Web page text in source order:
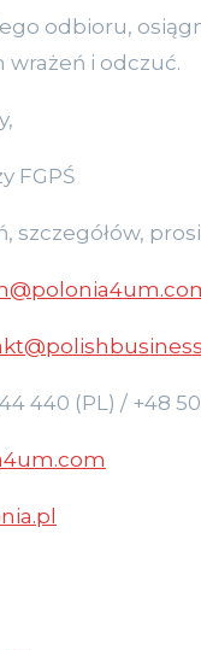
odbioru,
i odczuć.
FGPŚ
szczegółów,
440 (PL) / +48